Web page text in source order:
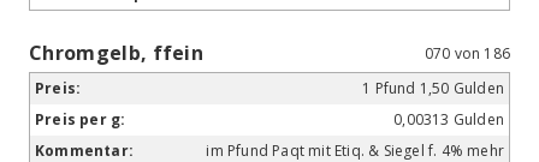
Chromgelb, ffein
070 von 186
1 Pfund 1,50 Gulden
0,00313 Gulden
im Pfund Paqt mit Etiq. & Siegel f. 4% mehr